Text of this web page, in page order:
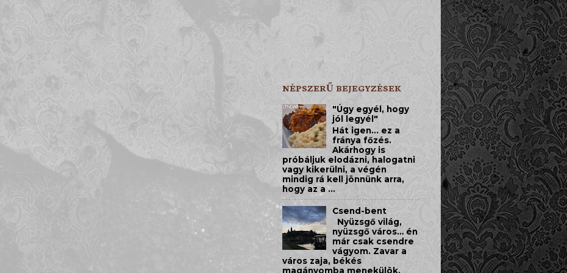
NÉPSZERŰ BEJEGYZÉSEK
"Úgy egyél, hogy
jól legyél"
Hát igen... ez a
fránya főzés.
Akárhogy is
próbáljuk elodázni, halogatni
vagy kikerülni, a végén
mindig rá kell jönnünk arra,
hogy az a ...
Csend-bent
​Nyüzsgő világ,
nyüzsgő város… én
már csak csendre
vágyom. Zavar a
város zaja, békés
magányomba menekülök.